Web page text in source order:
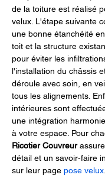
de la toiture est réalisé
velux. L'étape suivante
une bonne étanchéité
toit et la structure
pour éviter les
l'installation du châssis
déroule avec soin, en
tous les alignements.
intérieures sont
une intégration
à votre espace. Pour
Ricotier Couvreur
détail et un savoir-faire
sur leur page pose velux